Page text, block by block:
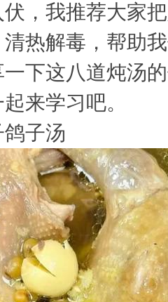
伏，我推荐大家
热解毒，帮助
下这八道炖汤
来学习吧。
子汤